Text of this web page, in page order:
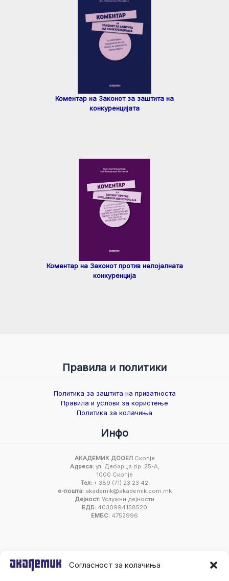
Согласност за колачиња
Коментар на Законот за заштита на
конкуренцијата
Коментар на Законот против нелојалната
конкуренција
Правила и политики
Политика за заштита на приватноста
Правила и услови за користење
Политика за колачиња
Инфо
АКАДЕМИК ДООЕЛСкопје
Адреса:ул. Дебарца бр. 25-А,
1000 Скопје
Тел: + 389 (71) 23 23 42
е-пошта:akademik@akademik.com.mk
Дејност: Услужни дејности
ЕДБ: 4030994158520
ЕМБС: 4752996